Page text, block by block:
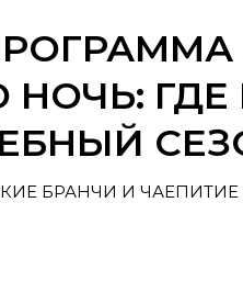
ГДЕ
БРАНЧИ И ЧАЕПИТИЕ